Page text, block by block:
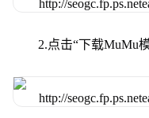
2.点击“下载MuMu